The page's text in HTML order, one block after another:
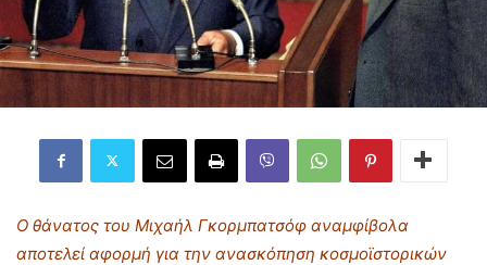
Ο θάνατος του Μιχαήλ Γκορμπατσόφ αναμφίβολα
αποτελεί αφορμή για την ανασκόπηση κοσμοϊστορικών